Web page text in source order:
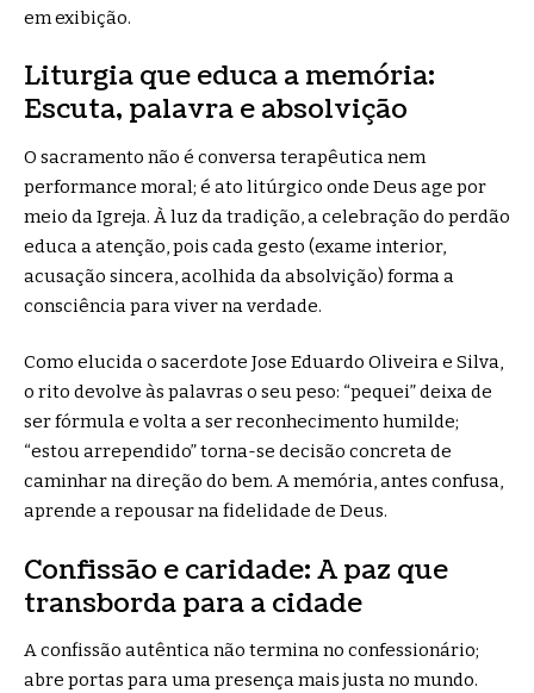
em exibição.
Liturgia que educa a memória:
Escuta, palavra e absolvição
O sacramento não é conversa terapêutica nem
performance moral; é ato litúrgico onde Deus age por
meio da Igreja. À luz da tradição, a celebração do perdão
educa a atenção, pois cada gesto (exame interior,
acusação sincera, acolhida da absolvição) forma a
consciência para viver na verdade.
Como elucida o sacerdote Jose Eduardo Oliveira e Silva,
o rito devolve às palavras o seu peso: “pequei” deixa de
ser fórmula e volta a ser reconhecimento humilde;
“estou arrependido” torna-se decisão concreta de
caminhar na direção do bem. A memória, antes confusa,
aprende a repousar na fidelidade de Deus.
Confissão e caridade: A paz que
transborda para a cidade
A confissão autêntica não termina no confessionário;
abre portas para uma presença mais justa no mundo.